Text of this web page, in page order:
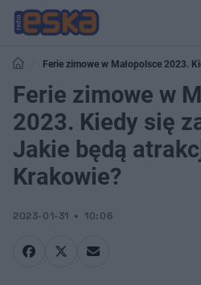
Ferie zimowe w Małopolsce 2023.
atrakcje w Krakowie?
Ferie zimowe w
2023. Kiedy się
Jakie będą
Krakowie?
2023-01-31 10:06